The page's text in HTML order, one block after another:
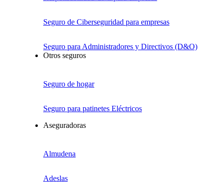
Seguro de Ciberseguridad para empresas
Seguro para Administradores y Directivos (D&O)
Otros seguros
Seguro de hogar
Seguro para patinetes Eléctricos
Aseguradoras
Almudena
Adeslas